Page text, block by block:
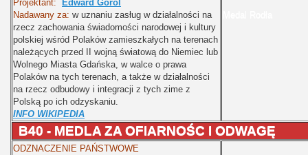
Projektant:
Edward Gorol
Nadawany za: w uznaniu zasług w działalności na
rzecz zachowania świadomości narodowej i kultury
polskiej wśród Polaków zamieszkałych na terenach
należących przed II wojną światową do Niemiec lub
Wolnego Miasta Gdańska, w walce o prawa
Polaków na tych terenach, a także w działalności
na rzecz odbudowy i integracji z tych zime z
Polską po ich odzyskaniu.
INFO WIKIPEDIA
B40 - MEDLA ZA OFIARNOŚC I ODWAGĘ
ODZNACZENIE PAŃSTWOWE